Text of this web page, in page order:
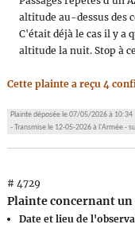
altitude au-dessus des
C'était déjà le cas il y a
altitude la nuit. Stop à
Cette plainte a reçu 4
Plainte déposée le 07/05/2026 à 10:34
- Transmise le 12-05-2026 à l'Armée -
# 4729
Plainte concernant
Date et lieu de